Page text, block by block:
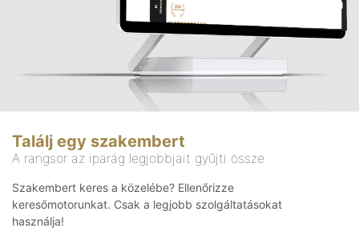
Találj egy szakembert
A rangsor az iparág legjobbjait gyűjti össze
Szakembert keres a közelébe? Ellenőrizze
keresőmotorunkat. Csak a legjobb szolgáltatásokat
használja!